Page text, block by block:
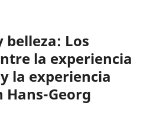
belleza: Los
la experiencia
la experiencia
Hans-Georg